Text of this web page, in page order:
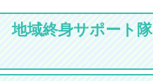
地域終身サポート